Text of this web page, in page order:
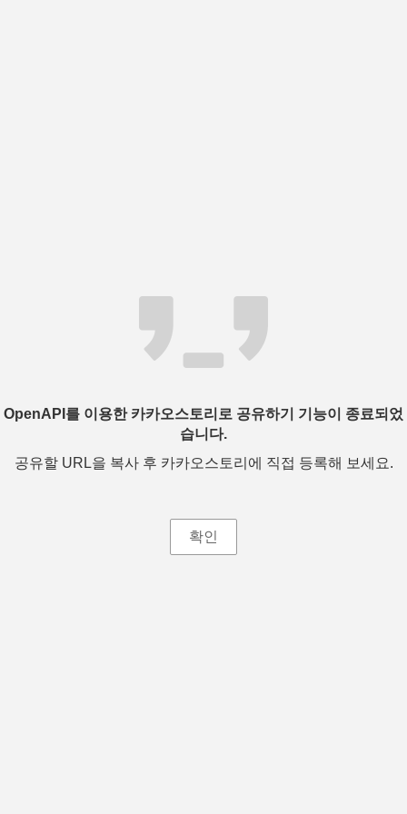
OpenAPI를 이용한 카카오스토리로 공유하기 기능이 종료되었
습니다.
공유할 URL을 복사 후 카카오스토리에 직접 등록해 보세요.
확인